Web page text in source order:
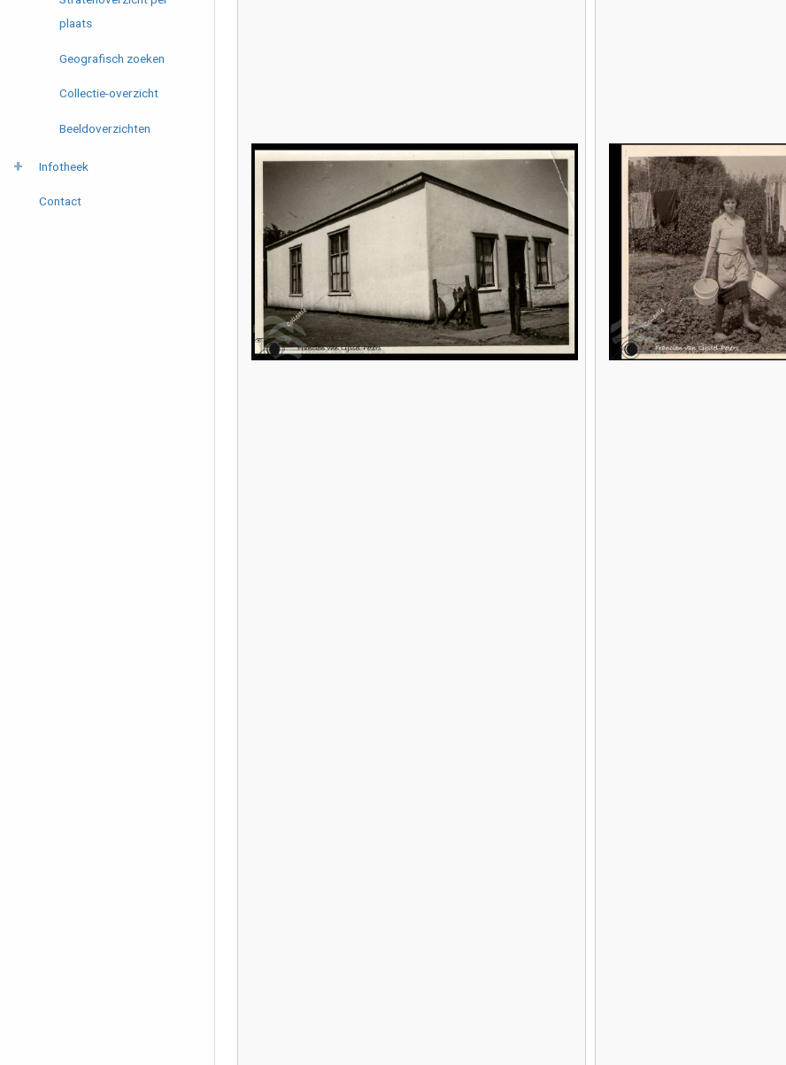
plaats
Geografisch zoeken
Collectie-overzicht
Beeldoverzichten
Infotheek
Contact